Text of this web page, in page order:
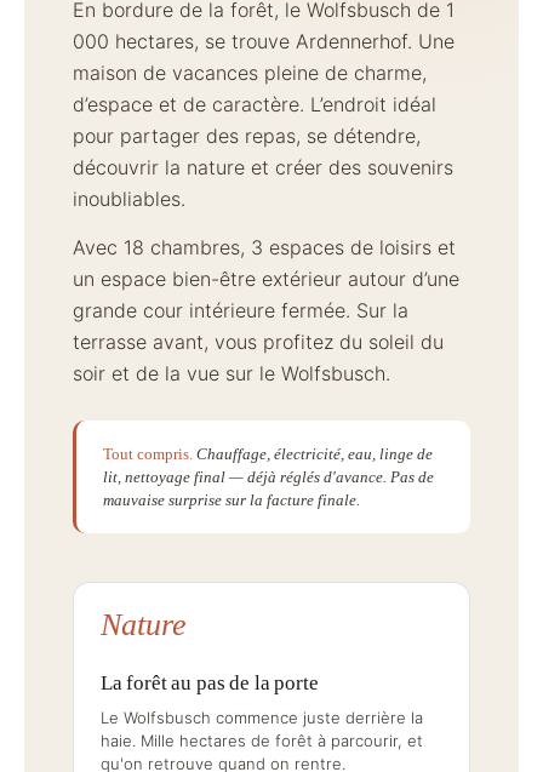
En bordure de la forêt, le Wolfsbusch de 1
000 hectares, se trouve Ardennerhof. Une
maison de vacances pleine de charme,
d’espace et de caractère. L’endroit idéal
pour partager des repas, se détendre,
découvrir la nature et créer des souvenirs
inoubliables.
Avec 18 chambres, 3 espaces de loisirs et
un espace bien-être extérieur autour d’une
grande cour intérieure fermée. Sur la
terrasse avant, vous profitez du soleil du
soir et de la vue sur le Wolfsbusch.
Tout compris. Chauffage, électricité, eau, linge de
lit, nettoyage final — déjà réglés d'avance. Pas de
mauvaise surprise sur la facture finale.
Nature
La forêt au pas de la porte
Le Wolfsbusch commence juste derrière la
haie. Mille hectares de forêt à parcourir, et
qu'on retrouve quand on rentre.